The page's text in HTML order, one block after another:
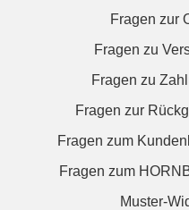
Fragen zur
Fragen zu
Fragen zu
Fragen zur
Fragen zum
Fragen zum
Muster-